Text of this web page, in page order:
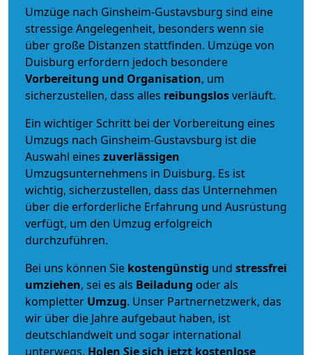
Umzüge nach Ginsheim-Gustavsburg sind eine
stressige Angelegenheit, besonders wenn sie
über große Distanzen stattfinden. Umzüge von
Duisburg erfordern jedoch besondere
Vorbereitung und Organisation, um
sicherzustellen, dass alles reibungslosverläuft.
Ein wichtiger Schritt bei der Vorbereitung eines
Umzugs nach Ginsheim-Gustavsburg ist die
Auswahl eines zuverlässigen
Umzugsunternehmens in Duisburg. Es ist
wichtig, sicherzustellen, dass das Unternehmen
über die erforderliche Erfahrung und Ausrüstung
verfügt, um den Umzug erfolgreich
durchzuführen.
Bei uns können Sie kostengünstig und stressfrei
umziehen, sei es als Beiladung oder als
kompletter Umzug. Unser Partnernetzwerk, das
wir über die Jahre aufgebaut haben, ist
deutschlandweit und sogar international
unterwegs. Holen Sie sich jetzt kostenlose